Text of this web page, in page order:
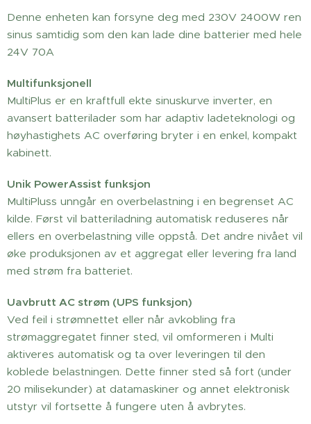
Denne enheten kan forsyne deg med 230V 2400W ren
sinus samtidig som den kan lade dine batterier med hele
24V 70A
Multifunksjonell
MultiPlus er en kraftfull ekte sinuskurve inverter, en
avansert batterilader som har adaptiv ladeteknologi og
høyhastighets AC overføring bryter i en enkel, kompakt
kabinett.
Unik PowerAssist funksjon
MultiPluss unngår en overbelastning i en begrenset AC
kilde. Først vil batteriladning automatisk reduseres når
ellers en overbelastning ville oppstå. Det andre nivået vil
øke produksjonen av et aggregat eller levering fra land
med strøm fra batteriet.
Uavbrutt AC strøm (UPS funksjon)
Ved feil i strømnettet eller når avkobling fra
strømaggregatet finner sted, vil omformeren i Multi
aktiveres automatisk og ta over leveringen til den
koblede belastningen. Dette finner sted så fort (under
20 milisekunder) at datamaskiner og annet elektronisk
utstyr vil fortsette å fungere uten å avbrytes.